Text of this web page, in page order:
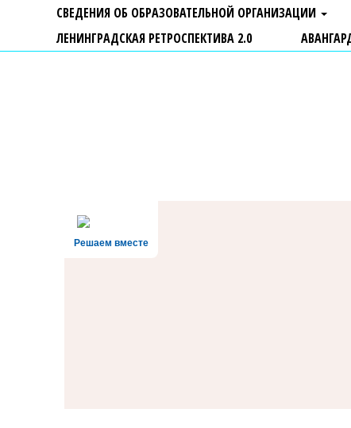
СВЕДЕНИЯ ОБ ОБРАЗОВАТЕЛЬНОЙ ОРГАНИЗАЦИИ
ЛЕНИНГРАДСКАЯ РЕТРОСПЕКТИВА 2.0
Решаем вместе